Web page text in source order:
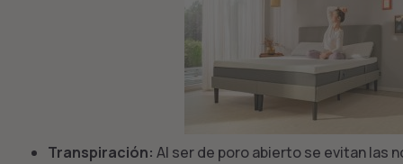
Transpiración:Al ser de poro abierto se evitan las